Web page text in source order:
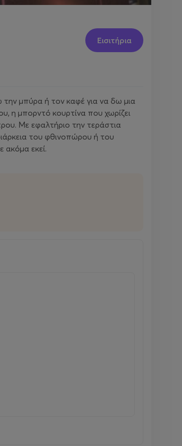
Εισιτήρια
μπύρα ή τον καφέ για να δω μια
η μπορντό κουρτίνα που χωρίζει
Με εφαλτήριο την τεράστια
του φθινοπώρου ή του
ακόμα εκεί.